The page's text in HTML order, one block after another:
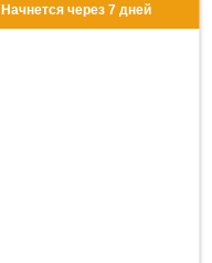
Начнется через 7дней